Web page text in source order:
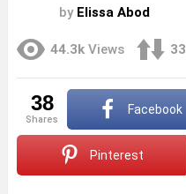
by Elissa Abod
44.3k Views 33
38
shares
Facebook
Pinterest